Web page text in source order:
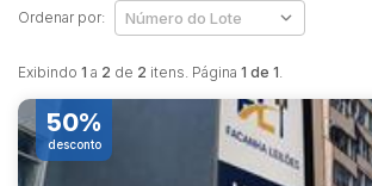
Exibindo 1 a 2 de 2 itens. Página 1 de 1
Ordenar por:
50%
desconto